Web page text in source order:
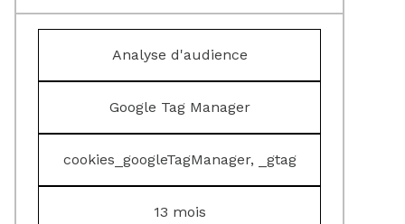
Analyse d'audience
Google Tag Manager
cookies_googleTagManager, _gtag
13 mois